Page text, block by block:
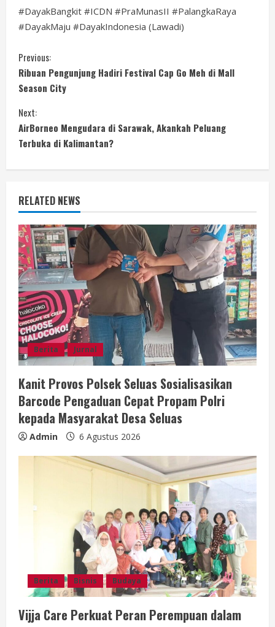
#DayakBangkit #ICDN #PraMunasII #PalangkaRaya
#DayakMaju #DayakIndonesia (Lawadi)
C
o
n
t
i
n
u
e
R
e
a
d
i
n
g
Previous:
Ribuan Pengunjung Hadiri Festival Cap Go Meh di Mall
Season City
Next:
AirBorneo Mengudara di Sarawak, Akankah Peluang
Terbuka di Kalimantan?
RELATED NEWS
Berita Jurnal
Kanit Provos Polsek Seluas Sosialisasikan
Barcode Pengaduan Cepat Propam Polri
kepada Masyarakat Desa Seluas
Admin 6 Agustus 2026
Berita Bisnis Budaya
Vijja Care Perkuat Peran Perempuan dalam